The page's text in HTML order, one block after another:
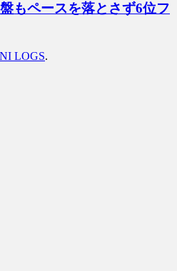
もペースを落とさず6位フ
LOGS.